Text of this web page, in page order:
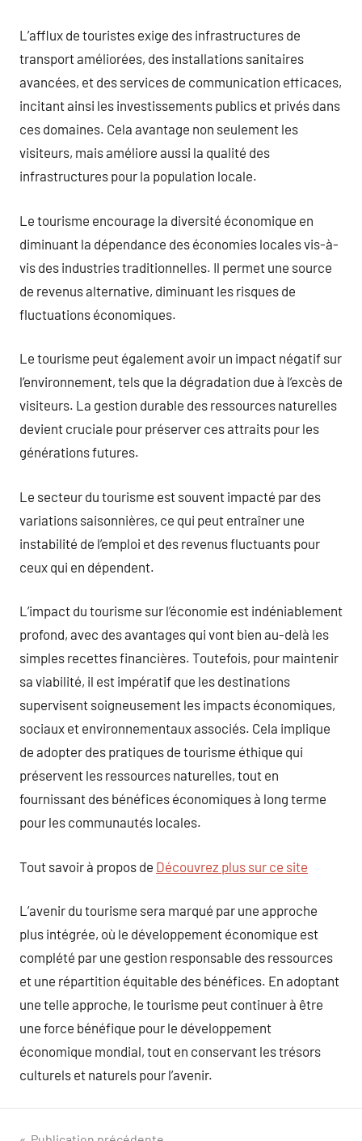
L’afflux de touristes exige des infrastructures de
transport améliorées, des installations sanitaires
avancées, et des services de communication efficaces,
incitant ainsi les investissements publics et privés dans
ces domaines. Cela avantage non seulement les
visiteurs, mais améliore aussi la qualité des
infrastructures pour la population locale.
Le tourisme encourage la diversité économique en
diminuant la dépendance des économies locales vis-à-
vis des industries traditionnelles. Il permet une source
de revenus alternative, diminuant les risques de
fluctuations économiques.
Le tourisme peut également avoir un impact négatif sur
l’environnement, tels que la dégradation due à l’excès de
visiteurs. La gestion durable des ressources naturelles
devient cruciale pour préserver ces attraits pour les
générations futures.
Le secteur du tourisme est souvent impacté par des
variations saisonnières, ce qui peut entraîner une
instabilité de l’emploi et des revenus fluctuants pour
ceux qui en dépendent.
L’impact du tourisme sur l’économie est indéniablement
profond, avec des avantages qui vont bien au-delà les
simples recettes financières. Toutefois, pour maintenir
sa viabilité, il est impératif que les destinations
supervisent soigneusement les impacts économiques,
sociaux et environnementaux associés. Cela implique
de adopter des pratiques de tourisme éthique qui
préservent les ressources naturelles, tout en
fournissant des bénéfices économiques à long terme
pour les communautés locales.
Tout savoir à propos de Découvrez plus sur ce site
L’avenir du tourisme sera marqué par une approche
plus intégrée, où le développement économique est
complété par une gestion responsable des ressources
et une répartition équitable des bénéfices. En adoptant
une telle approche, le tourisme peut continuer à être
une force bénéfique pour le développement
économique mondial, tout en conservant les trésors
culturels et naturels pour l’avenir.